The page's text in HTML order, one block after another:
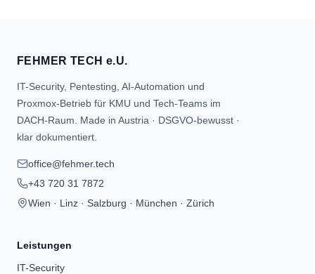
FEHMER TECH e.U.
IT-Security, Pentesting, AI-Automation und
Proxmox-Betrieb für KMU und Tech-Teams im
DACH-Raum. Made in Austria · DSGVO-bewusst ·
klar dokumentiert.
office@fehmer.tech
+43 720 31 7872
Wien · Linz · Salzburg · München · Zürich
Leistungen
IT-Security